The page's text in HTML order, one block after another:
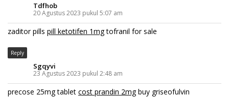
Tdfhob
20 Agustus 2023 pukul 5:07 am
zaditor pills pill ketotifen 1mgtofranil for sale
Reply
Sgqyvi
23 Agustus 2023 pukul 2:48 am
precose 25mg tablet cost prandin 2mgbuy griseofulvin